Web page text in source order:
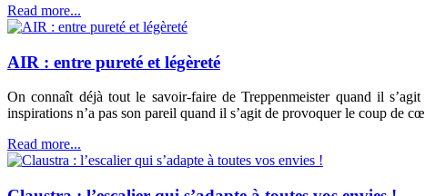
Read more...
AIR : entre pureté et légèreté
On connaît déjà tout le savoir-faire de Treppenmeister quand il
inspirations n’a pas son pareil quand il s’agit de provoquer le coup de
Read more...